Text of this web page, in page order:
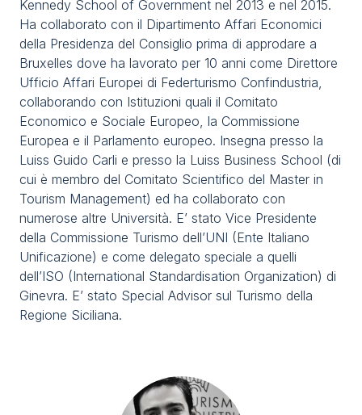
A cura di:
Kennedy School of Government nel 2013 e nel 2015.
Ha collaborato con il Dipartimento Affari Economici
della Presidenza del Consiglio prima di approdare a
Bruxelles dove ha lavorato per 10 anni come Direttore
Ufficio Affari Europei di Federturismo Confindustria,
collaborando con Istituzioni quali il Comitato
Economico e Sociale Europeo, la Commissione
Europea e il Parlamento europeo. Insegna presso la
Luiss Guido Carli e presso la Luiss Business School (di
cui è membro del Comitato Scientifico del Master in
Tourism Management) ed ha collaborato con
numerose altre Università. E’ stato Vice Presidente
della Commissione Turismo dell’UNI (Ente Italiano
Unificazione) e come delegato speciale a quelli
dell’ISO (International Standardisation Organization) di
Ginevra. E’ stato Special Advisor sul Turismo della
Regione Siciliana.